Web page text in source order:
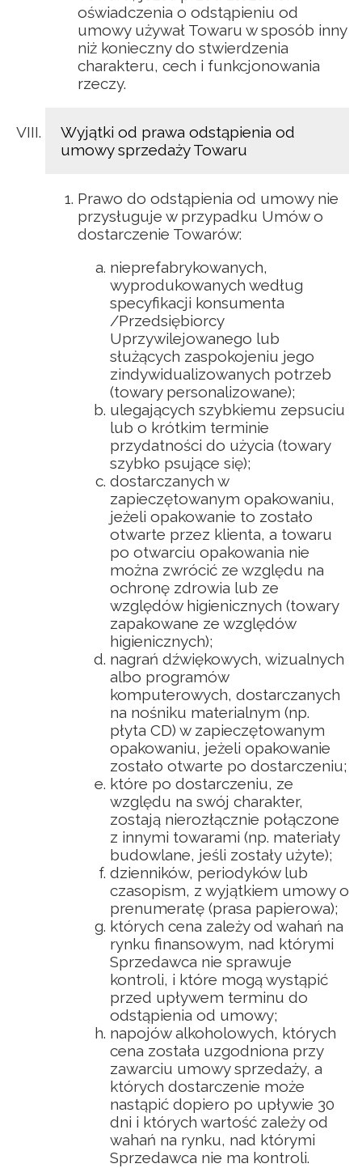
oświadczenia o odstąpieniu od
umowy używał Towaru w sposób inny
niż konieczny do stwierdzenia
charakteru, cech i funkcjonowania
rzeczy.
Wyjątki od prawa odstąpienia od
umowy sprzedaży Towaru
Prawo do odstąpienia od umowy nie
przysługuje w przypadku Umów o
dostarczenie Towarów:
nieprefabrykowanych,
wyprodukowanych według
specyfikacji konsumenta
/Przedsiębiorcy
Uprzywilejowanego lub
służących zaspokojeniu jego
zindywidualizowanych potrzeb
(towary personalizowane);
ulegających szybkiemu zepsuciu
lub o krótkim terminie
przydatności do użycia (towary
szybko psujące się);
dostarczanych w
zapieczętowanym opakowaniu,
jeżeli opakowanie to zostało
otwarte przez klienta, a towaru
po otwarciu opakowania nie
można zwrócić ze względu na
ochronę zdrowia lub ze
względów higienicznych (towary
zapakowane ze względów
higienicznych);
nagrań dźwiękowych, wizualnych
albo programów
komputerowych, dostarczanych
na nośniku materialnym (np.
płyta CD) w zapieczętowanym
opakowaniu, jeżeli opakowanie
zostało otwarte po dostarczeniu;
które po dostarczeniu, ze
względu na swój charakter,
zostają nierozłącznie połączone
z innymi towarami (np. materiały
budowlane, jeśli zostały użyte);
dzienników, periodyków lub
czasopism, z wyjątkiem umowy o
prenumeratę (prasa papierowa);
których cena zależy od wahań na
rynku finansowym, nad którymi
Sprzedawca nie sprawuje
kontroli, i które mogą wystąpić
przed upływem terminu do
odstąpienia od umowy;
napojów alkoholowych, których
cena została uzgodniona przy
zawarciu umowy sprzedaży, a
których dostarczenie może
nastąpić dopiero po upływie 30
dni i których wartość zależy od
wahań na rynku, nad którymi
Sprzedawca nie ma kontroli.